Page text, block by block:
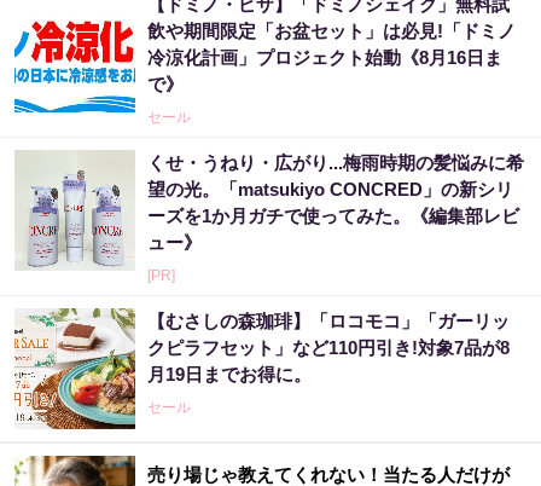
【ドミノ・ピザ】「ドミノシェイク」無料試
飲や期間限定「お盆セット」は必見!「ドミノ
冷涼化計画」プロジェクト始動《8月16日ま
で》
セール
くせ・うねり・広がり...梅雨時期の髪悩みに希
望の光。「matsukiyo CONCRED」の新シリ
ーズを1か月ガチで使ってみた。《編集部レビ
ュー》
[PR]
【むさしの森珈琲】「ロコモコ」「ガーリッ
クピラフセット」など110円引き!対象7品が8
月19日までお得に。
セール
売り場じゃ教えてくれない！当たる人だけが